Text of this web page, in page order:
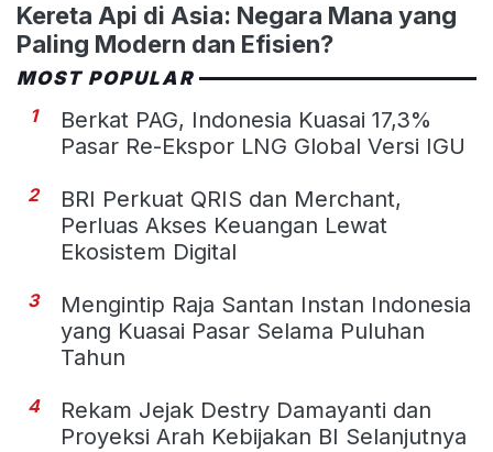
Kereta Api di Asia: Negara Mana yang
Paling Modern dan Efisien?
MOST POPULAR
1
Berkat PAG, Indonesia Kuasai 17,3%
Pasar Re-Ekspor LNG Global Versi IGU
2
BRI Perkuat QRIS dan Merchant,
Perluas Akses Keuangan Lewat
Ekosistem Digital
3
Mengintip Raja Santan Instan Indonesia
yang Kuasai Pasar Selama Puluhan
Tahun
4
Rekam Jejak Destry Damayanti dan
Proyeksi Arah Kebijakan BI Selanjutnya